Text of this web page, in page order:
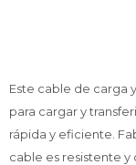
Este cable de carga
para cargar y
rápida y eficiente.
cable es resistente y